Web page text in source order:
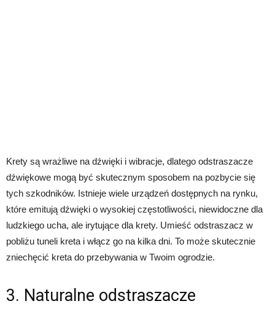
Krety są wrażliwe na dźwięki i wibracje, dlatego odstraszacze
dźwiękowe mogą być skutecznym sposobem na pozbycie się
tych szkodników. Istnieje wiele urządzeń dostępnych na rynku,
które emitują dźwięki o wysokiej częstotliwości, niewidoczne dla
ludzkiego ucha, ale irytujące dla krety. Umieść odstraszacz w
pobliżu tuneli kreta i włącz go na kilka dni. To może skutecznie
zniechęcić kreta do przebywania w Twoim ogrodzie.
3. Naturalne odstraszacze